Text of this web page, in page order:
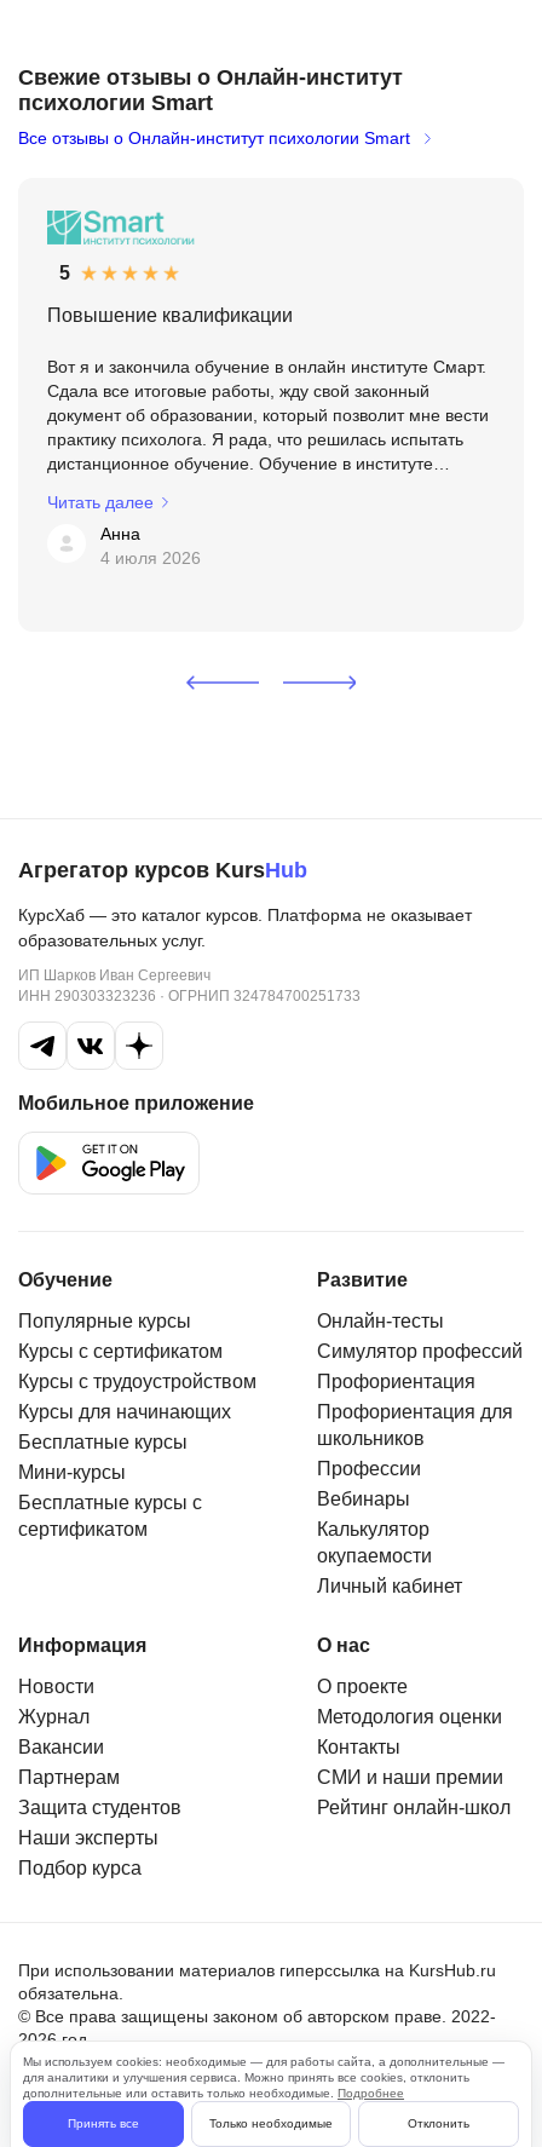
Свежие отзывы о Онлайн-институт
психологии Smart
Все отзывы о Онлайн-институт психологии Smart
5
Повышение квалификации
Вот я и закончила обучение в онлайн институте Смарт.
Сдала все итоговые работы, жду свой законный
документ об образовании, который позволит мне вести
практику психолога. Я рада, что решилась испытать
дистанционное обучение. Обучение в институте
с лю...
Читать далее
Анна
4 июля 2026
Агрегатор курсов KursHub
КурсХаб — это каталог курсов. Платформа не оказывает
образовательных услуг.
ИП Шарков Иван Сергеевич
ИНН 290303323236 · ОГРНИП 324784700251733
Мобильное приложение
Обучение
Популярные курсы
Курсы с сертификатом
Курсы с трудоустройством
Курсы для начинающих
Бесплатные курсы
Мини-курсы
Бесплатные курсы с
сертификатом
Развитие
Онлайн-тесты
Симулятор профессий
Профориентация
Профориентация для
школьников
Профессии
Вебинары
Калькулятор
окупаемости
Личный кабинет
Информация
Новости
Журнал
Вакансии
Партнерам
Защита студентов
Наши эксперты
Подбор курса
О нас
О проекте
Методология оценки
Контакты
СМИ и наши премии
Рейтинг онлайн-школ
При использовании материалов гиперссылка на KursHub.ru
обязательна.
© Все права защищены законом об авторском праве. 2022-
2026 год.
Пользовательское соглашение
Политика обработки персональных данных
Мы используем cookies: необходимые — для работы сайта, а дополнительные —
для аналитики и улучшения сервиса. Можно принять все cookies, отклонить
дополнительные или оставить только необходимые. Подробнее
Принять все Только необходимые Отклонить